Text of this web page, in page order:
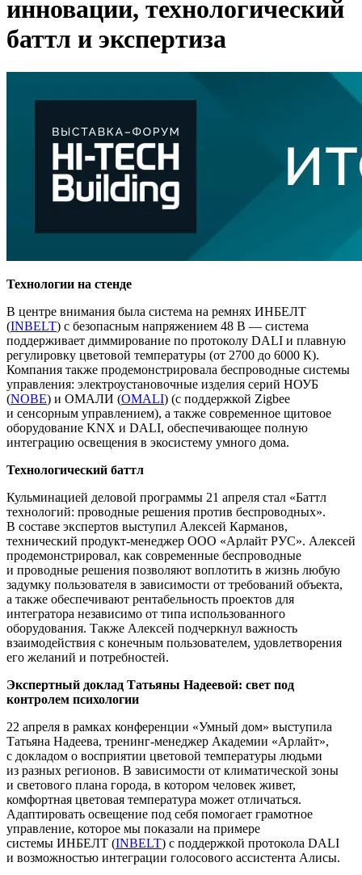
инновации, технологический
баттл и экспертиза
Технологии на стенде
В центре внимания была система на ремнях ИНБЕЛТ
(INBELT) с безопасным напряжением 48 В — система
поддерживает диммирование по протоколу DALI и плавную
регулировку цветовой температуры (от 2700 до 6000 К).
Компания также продемонстрировала беспроводные системы
управления: электроустановочные изделия серий НОУБ
(NOBE) и ОМАЛИ (OMALI) (с поддержкой Zigbee
и сенсорным управлением), а также современное щитовое
оборудование KNX и DALI, обеспечивающее полную
интеграцию освещения в экосистему умного дома.
Технологический баттл
Кульминацией деловой программы 21 апреля стал «Баттл
технологий: проводные решения против беспроводных».
В составе экспертов выступил Алексей Карманов,
технический продукт-менеджер ООО «Арлайт РУС». Алексей
продемонстрировал, как современные беспроводные
и проводные решения позволяют воплотить в жизнь любую
задумку пользователя в зависимости от требований объекта,
а также обеспечивают рентабельность проектов для
интегратора независимо от типа использованного
оборудования. Также Алексей подчеркнул важность
взаимодействия с конечным пользователем, удовлетворения
его желаний и потребностей.
Экспертный доклад Татьяны Надеевой: свет под
контролем психологии
22 апреля в рамках конференции «Умный дом» выступила
Татьяна Надеева, тренинг-менеджер Академии «Арлайт»,
с докладом о восприятии цветовой температуры людьми
из разных регионов. В зависимости от климатической зоны
и светового плана города, в котором человек живет,
комфортная цветовая температура может отличаться.
Адаптировать освещение под себя помогает грамотное
управление, которое мы показали на примере
системы ИНБЕЛТ (INBELT) с поддержкой протокола DALI
и возможностью интеграции голосового ассистента Алисы.